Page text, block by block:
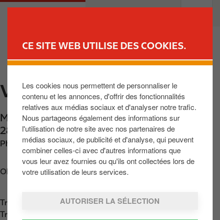
CE SITE WEB UTILISE DES COOKIES.
Les cookies nous permettent de personnaliser le
contenu et les annonces, d'offrir des fonctionnalités
relatives aux médias sociaux et d'analyser notre trafic.
Nous partageons également des informations sur
l'utilisation de notre site avec nos partenaires de
médias sociaux, de publicité et d'analyse, qui peuvent
combiner celles-ci avec d'autres informations que
vous leur avez fournies ou qu'ils ont collectées lors de
votre utilisation de leurs services.
AUTORISER LA SÉLECTION
c
o
n
t
e
n
p
n
c
M
a
TROUVER UNE STATION
VDB WILLEBROEK
Mechelsesteenweg 300,Willebroek,BE-
2830,BE
Phone: +3222333744
Obtenir l'itinéraire
Trouvez nous surApp Store
Trouvez nous sur